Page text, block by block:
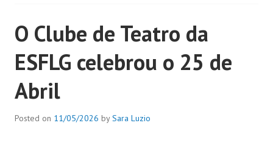
O Clube de Teatro da
ESFLG celebrou o 25 de
Abril
Posted on 11/05/2026 bySara Luzio